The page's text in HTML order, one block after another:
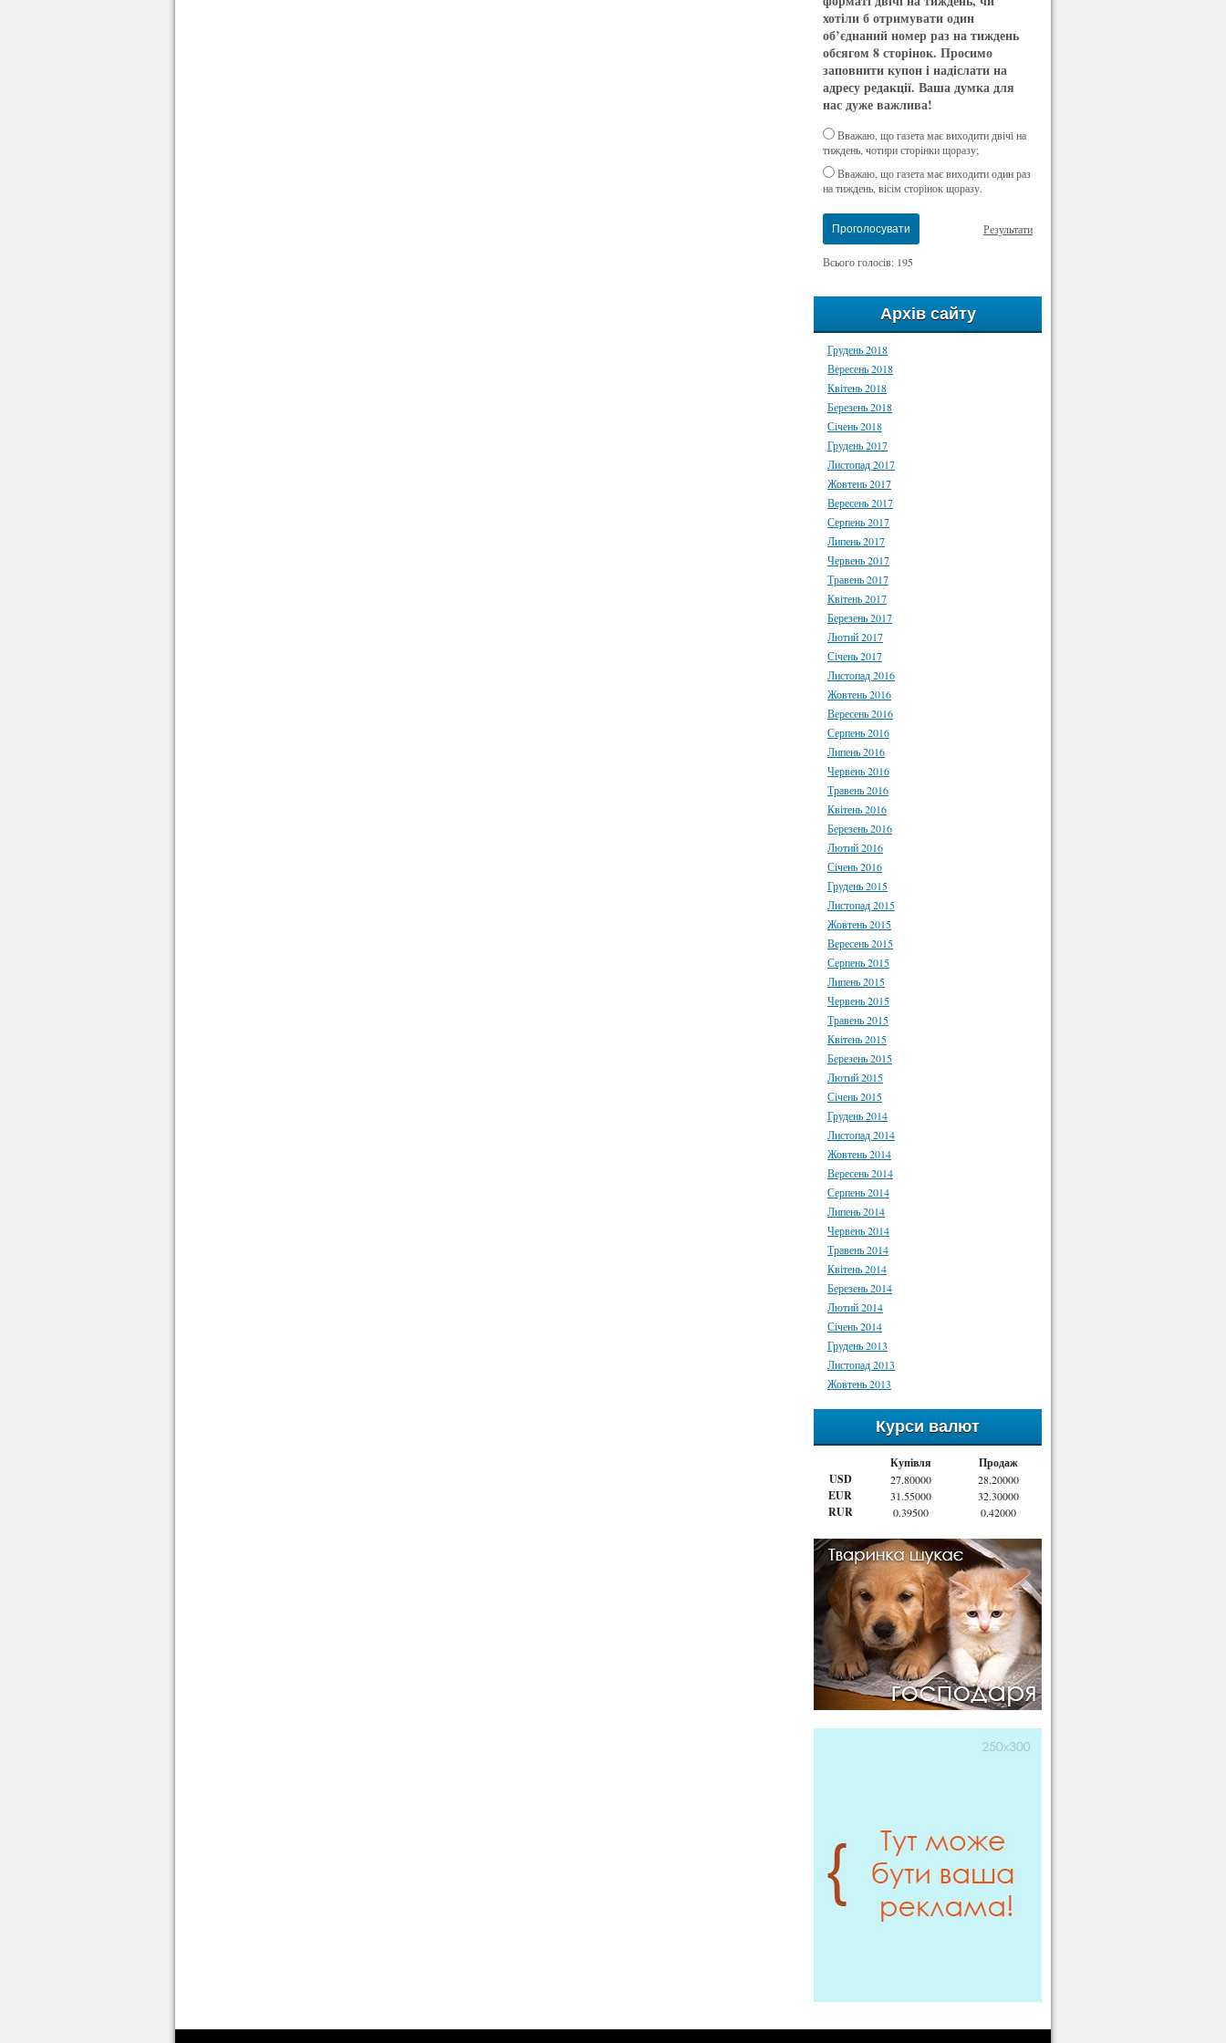
хотіли б отримувати один
об’єднаний номер раз на тиждень
обсягом 8 сторінок. Просимо
заповнити купон і надіслати на
адресу редакції. Ваша думка для
нас дуже важлива!
Вважаю, що газета має виходити двічі на
тиждень, чотири сторінки щоразу;
Вважаю, що газета має виходити один раз
на тиждень, вісім сторінок щоразу.
Проголосувати Результати
Всього голосів: 195
Архів сайту
Грудень 2018
Вересень 2018
Квітень 2018
Березень 2018
Січень 2018
Грудень 2017
Листопад 2017
Жовтень 2017
Вересень 2017
Серпень 2017
Липень 2017
Червень 2017
Травень 2017
Квітень 2017
Березень 2017
Лютий 2017
Січень 2017
Листопад 2016
Жовтень 2016
Вересень 2016
Серпень 2016
Липень 2016
Червень 2016
Травень 2016
Квітень 2016
Березень 2016
Лютий 2016
Січень 2016
Грудень 2015
Листопад 2015
Жовтень 2015
Вересень 2015
Серпень 2015
Липень 2015
Червень 2015
Травень 2015
Квітень 2015
Березень 2015
Лютий 2015
Січень 2015
Грудень 2014
Листопад 2014
Жовтень 2014
Вересень 2014
Серпень 2014
Липень 2014
Червень 2014
Травень 2014
Квітень 2014
Березень 2014
Лютий 2014
Січень 2014
Грудень 2013
Листопад 2013
Жовтень 2013
Курси валют
Купівля
Продаж
USD
27.80000 28.20000
EUR 31.55000 32.30000
RUR 0.39500 0.42000